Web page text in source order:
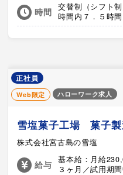
時間
交替制（シフト
時間内７．５時
正社員
Web限定 ハローワーク求人
雪塩菓子工場 菓子製
株式会社宮古島の雪塩
給与
基本給：月給
３ヶ月／試用期